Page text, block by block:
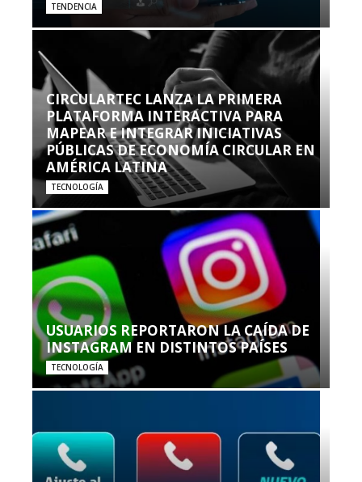
TENDENCIA
CIRCULARTEC LANZA LA PRIMERA
PLATAFORMA INTERACTIVA PARA
MAPEAR E INTEGRAR INICIATIVAS
PÚBLICAS DE ECONOMÍA CIRCULAR EN
AMÉRICA LATINA
TECNOLOGÍA
USUARIOS REPORTARON LA CAÍDA DE
INSTAGRAM EN DISTINTOS PAÍSES
TECNOLOGÍA